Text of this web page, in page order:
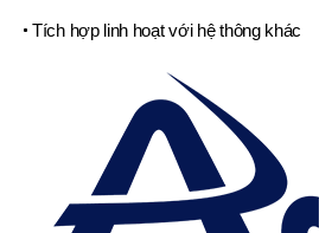
Tích hợp linh hoạt với hệ thông khác